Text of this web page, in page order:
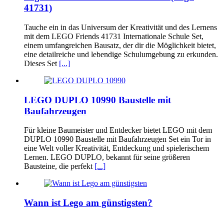
41731)
Tauche ein in das Universum der Kreativität und des Lernens
mit dem LEGO Friends 41731 Internationale Schule Set,
einem umfangreichen Bausatz, der dir die Möglichkeit bietet,
eine detailreiche und lebendige Schulumgebung zu erkunden.
Dieses Set [...]
LEGO DUPLO 10990 Baustelle mit
Baufahrzeugen
Für kleine Baumeister und Entdecker bietet LEGO mit dem
DUPLO 10990 Baustelle mit Baufahrzeugen Set ein Tor in
eine Welt voller Kreativität, Entdeckung und spielerischem
Lernen. LEGO DUPLO, bekannt für seine größeren
Bausteine, die perfekt [...]
Wann ist Lego am günstigsten?